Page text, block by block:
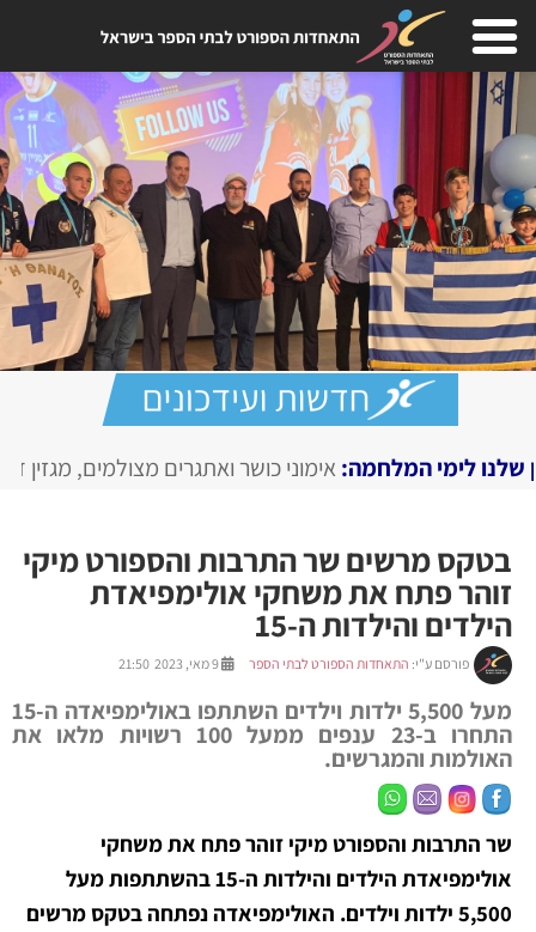
כושר ואתגרים מצולמים, מגזין דיגיטלי בחירוםSPORTIME
,
בטקס מרשים שר התרבות והספורט מיקי
זוהר פתח את משחקי אולימפיאדת
הילדים והילדות ה-15
פורסם ע"י: התאחדות הספורט לבתי הספר
מעל 5,500 ילדות וילדים השתתפו באולימפיאדה ה-15
התחרו ב-23 ענפים ממעל 100 רשויות מלאו את
האולמות והמגרשים.
שר התרבות והספורט מיקי זוהר פתח את משחקי
אולימפיאדת הילדים והילדות ה-15 בהשתתפות
מעל
5,500 ילדות וילדים. האולימפיאדה נפתחה
בטקס מרשים